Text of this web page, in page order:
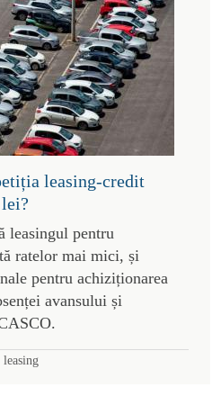
leasing-credit
leasingul pentru
ratelor mai mici, și
pentru achiziționarea
avansului și